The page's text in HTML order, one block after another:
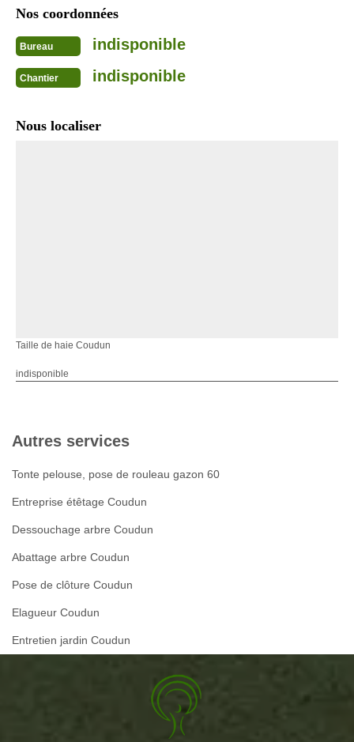
Nos coordonnées
Bureau indisponible
Chantier indisponible
Nous localiser
Taille de haie Coudun
indisponible
Autres services
Tonte pelouse, pose de rouleau gazon 60
Entreprise étêtage Coudun
Dessouchage arbre Coudun
Abattage arbre Coudun
Pose de clôture Coudun
Elagueur Coudun
Entretien jardin Coudun